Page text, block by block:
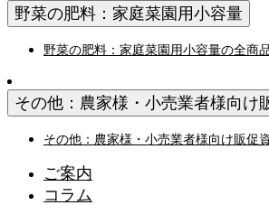
野菜の肥料：家庭菜園用小容量
野菜の肥料：家庭菜園用小容量の全商
その他：農家様・小売業者様向け
その他：農家様・小売業者様向け販促
ご案内
コラム